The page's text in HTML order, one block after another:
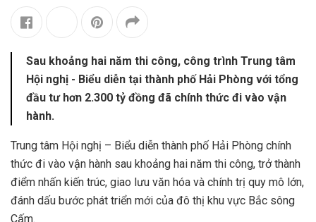
Sau khoảng hai năm thi công, công trình Trung tâm
Hội nghị - Biểu diễn tại thành phố Hải Phòng với tổng
đầu tư hơn 2.300 tỷ đồng đã chính thức đi vào vận
hành.
Trung tâm Hội nghị – Biểu diễn thành phố Hải Phòng chính
thức đi vào vận hành sau khoảng hai năm thi công, trở thành
điểm nhấn kiến trúc, giao lưu văn hóa và chính trị quy mô lớn,
đánh dấu bước phát triển mới của đô thị khu vực Bắc sông
Cấm.